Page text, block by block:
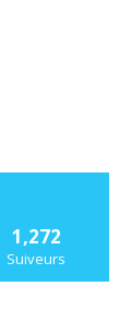
1,272
Suiveurs